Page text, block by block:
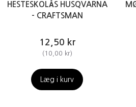
HESTESKOLÅS HUSQVARNA
- CRAFTSMAN
12,50 kr
( 10,00 kr)
Læg i kurv